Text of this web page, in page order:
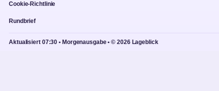
Cookie-Richtlinie
Rundbrief
Aktualisiert 07:30 • Morgenausgabe • © 2026 Lageblick